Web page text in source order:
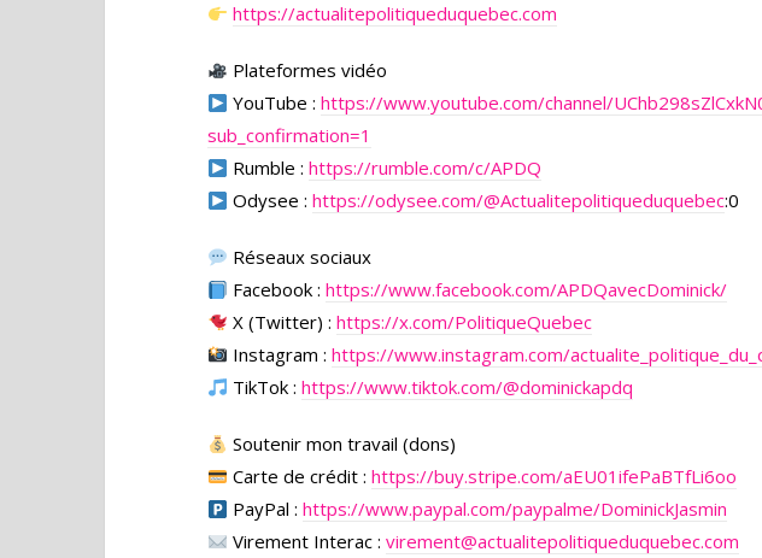
https://actualitepolitiqueduquebec.com
Plateformes vidéo
YouTube :https://www.youtube.com/channel/
sub_confirmation=1
Rumble :https://rumble.com/c/APDQ
Odysee :https://odysee.com/@Actualitepolitiqueduquebec:0
Réseaux sociaux
Facebook :https://www.facebook.com/APDQavecDominick/
X (Twitter) :https://x.com/PolitiqueQuebec
Instagram :https://www.instagram.com/
TikTok :https://www.tiktok.com/@dominickapdq
Soutenir mon travail (dons)
Carte de crédit :https://buy.stripe.com/aEU01ifePaBTfLi6oo
PayPal :https://www.paypal.com/paypalme/DominickJasmin
Virement Interac :virement@actualitepolitiqueduquebec.com